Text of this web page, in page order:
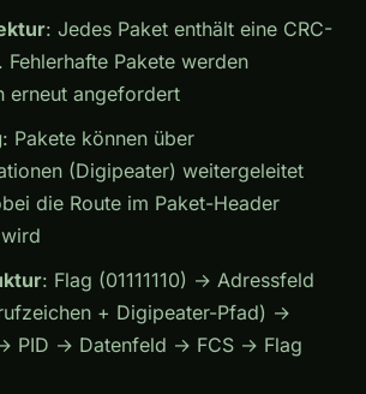
: Jedes Paket enthält eine CRC-
Fehlerhafte Pakete werden
erneut angefordert
: Pakete können über
(Digipeater) weitergeleitet
die Route im Paket-Header
: Flag (01111110) → Adressfeld
+ Digipeater-Pfad) →
PID → Datenfeld → FCS → Flag